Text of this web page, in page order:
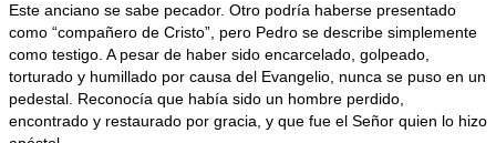
Este anciano se sabe pecador. Otro podría haberse presentado
como “compañero de Cristo”, pero Pedro se describe simplemente
como testigo. A pesar de haber sido encarcelado, golpeado,
torturado y humillado por causa del Evangelio, nunca se puso en un
pedestal. Reconocía que había sido un hombre perdido,
encontrado y restaurado por gracia, y que fue el Señor quien lo hizo